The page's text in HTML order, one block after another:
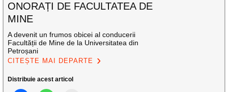
ONORAȚI DE FACULTATEA DE
MINE
A devenit un frumos obicei al conducerii
Facultății de Mine de la Universitatea din
Petroșani
CITEȘTE MAI DEPARTE
Distribuie acest articol